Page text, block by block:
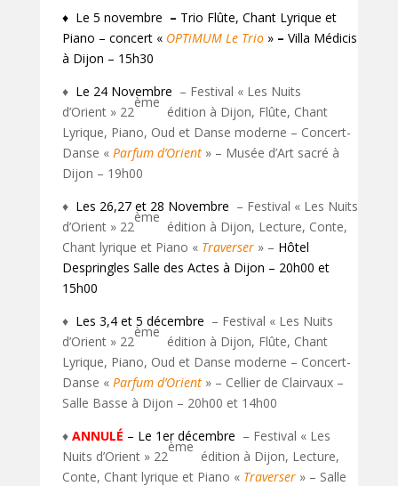
♦ Le 5 novembre – Trio Flûte, Chant Lyrique et
Piano – concert « OPTiMUM Le Trio» – Villa Médicis
à Dijon – 15h30
♦ Le 24 Novembre – Festival « Les Nuits
d’Orient » 22
ème
édition à Dijon, Flûte, Chant
Lyrique, Piano, Oud et Danse moderne – Concert-
Danse « Parfum d’Orient» – Musée d’Art sacré à
Dijon – 19h00
♦ Les 26,27 et 28 Novembre – Festival « Les Nuits
d’Orient » 22
ème
édition à Dijon, Lecture, Conte,
Chant lyrique et Piano « Traverser» – Hôtel
Despringles Salle des Actes à Dijon – 20h00 et
15h00
♦ Les 3,4 et 5 décembre – Festival « Les Nuits
d’Orient » 22
ème
édition à Dijon, Flûte, Chant
Lyrique, Piano, Oud et Danse moderne – Concert-
Danse « Parfum d’Orient» – Cellier de Clairvaux –
Salle Basse à Dijon – 20h00 et 14h00
♦ ANNULÉ – Le 1erdécembre – Festival « Les
Nuits d’Orient » 22
ème
édition à Dijon, Lecture,
Conte, Chant lyrique et Piano « Traverser» – Salle